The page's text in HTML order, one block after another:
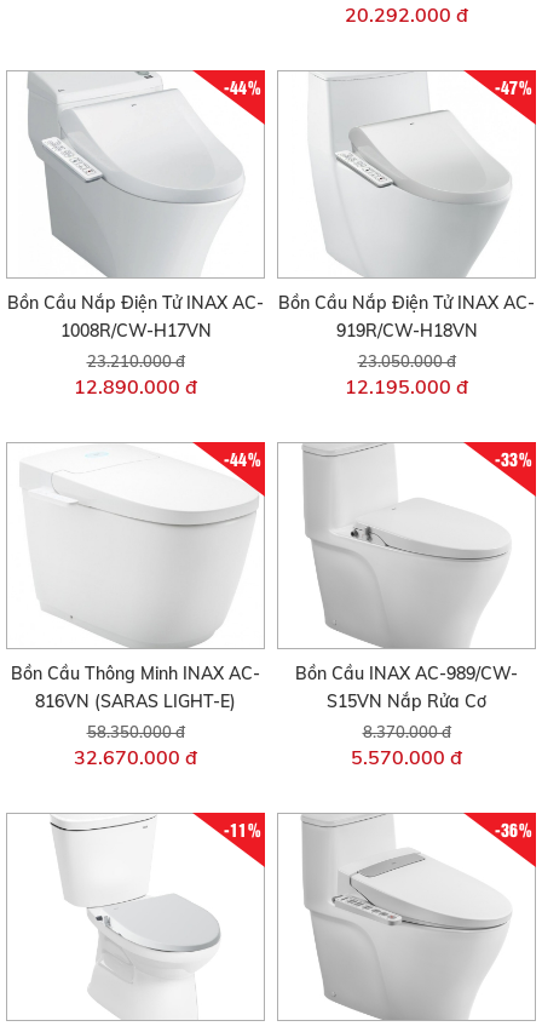
20.292.000 đ
-44%
Bồn Cầu Nắp Điện Tử INAX AC-
1008R/CW-H17VN
23.210.000 đ
12.890.000 đ
-47%
Bồn Cầu Nắp Điện Tử INAX AC-
919R/CW-H18VN
23.050.000 đ
12.195.000 đ
-44%
Bồn Cầu Thông Minh INAX AC-
816VN (SARAS LIGHT-E)
58.350.000 đ
32.670.000 đ
-33%
Bồn Cầu INAX AC-989/CW-
S15VN Nắp Rửa Cơ
8.370.000 đ
5.570.000 đ
-11% -36%